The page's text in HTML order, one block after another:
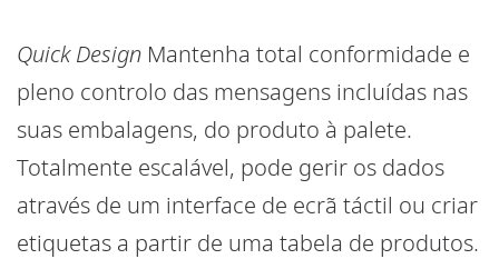
Quick Design Mantenha total conformidade e
pleno controlo das mensagens incluídas nas
suas embalagens, do produto à palete.
Totalmente escalável, pode gerir os dados
através de um interface de ecrã táctil ou criar
etiquetas a partir de uma tabela de produtos.